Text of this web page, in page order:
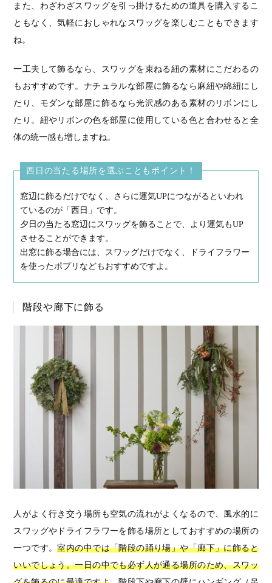
また、わざわざスワッグを引っ掛けるための道具を購入するこ
ともなく、気軽におしゃれなスワッグを楽しむこともできます
ね。
一工夫して飾るなら、スワッグを束ねる紐の素材にこだわるの
もおすすめです。ナチュラルな部屋に飾るなら麻紐や綿紐にし
たり、モダンな部屋に飾るなら光沢感のある素材のリボンにし
たり。紐やリボンの色を部屋に使用している色と合わせると全
体の統一感も増しますね。
西日の当たる場所を選ぶこともポイント！
窓辺に飾るだけでなく、さらに運気UPにつながるといわれ
ているのが「西日」です。
夕日の当たる窓辺にスワッグを飾ることで、より運気もUP
させることができます。
出窓に飾る場合には、スワッグだけでなく、ドライフラワー
を使ったポプリなどもおすすめですよ。
階段や廊下に飾る
人がよく行き交う場所も空気の流れがよくなるので、風水的に
スワッグやドライフラワーを飾る場所としておすすめの場所の
一つです。室内の中では「階段の踊り場」や「廊下」に飾ると
いいでしょう。一日の中でも必ず人が通る場所のため、スワッ